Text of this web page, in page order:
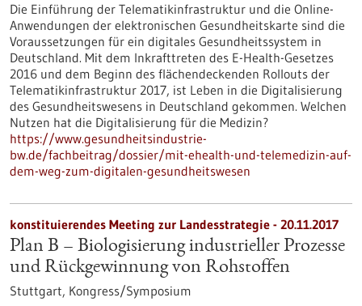
Die Einführung der Telematikinfrastruktur und die Online-
Anwendungen der elektronischen Gesundheitskarte sind die
Voraussetzungen für ein digitales Gesundheitssystem in
Deutschland. Mit dem Inkrafttreten des E-Health-Gesetzes
2016 und dem Beginn des flächendeckenden Rollouts der
Telematikinfrastruktur 2017, ist Leben in die Digitalisierung
des Gesundheitswesens in Deutschland gekommen. Welchen
Nutzen hat die Digitalisierung für die Medizin?
https://www.gesundheitsindustrie-
bw.de/fachbeitrag/dossier/mit-ehealth-und-telemedizin-auf-
dem-weg-zum-digitalen-gesundheitswesen
konstituierendes Meeting zur Landesstrategie - 20.11.2017
Plan B – Biologisierung industrieller Prozesse
und Rückgewinnung von Rohstoffen
Stuttgart, Kongress/Symposium